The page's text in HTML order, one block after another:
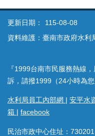
更新日期：
115-08-08
資料維護：臺南市政府水利
『1999台南市民服務熱線
訴，請撥1999（24小時為您
水利局員工內部網 | 安平水
箱 | facebook
民治市政中心住址：